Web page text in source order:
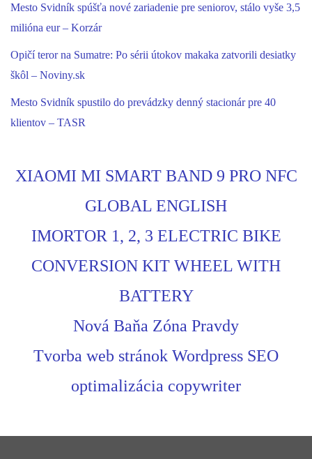
Mesto Svidník spúšťa nové zariadenie pre seniorov, stálo vyše 3,5
milióna eur – Korzár
Opičí teror na Sumatre: Po sérii útokov makaka zatvorili desiatky
škôl – Noviny.sk
Mesto Svidník spustilo do prevádzky denný stacionár pre 40
klientov – TASR
XIAOMI MI SMART BAND 9 PRO NFC
GLOBAL ENGLISH
IMORTOR 1, 2, 3 ELECTRIC BIKE
CONVERSION KIT WHEEL WITH
BATTERY
Nová Baňa Zóna Pravdy
Tvorba web stránok Wordpress SEO
optimalizácia copywriter